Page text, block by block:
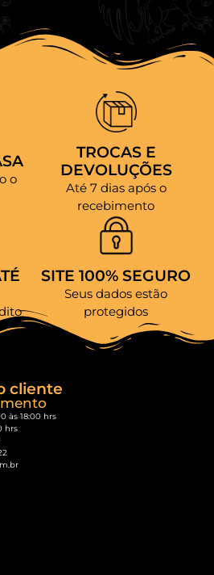
o
TROCAS E
DEVOLUÇÕES
Até 7 dias após o
recebimento
SITE 100% SEGURO
Seus dados estão
protegidos
cliente
às 18:00 hrs
hrs